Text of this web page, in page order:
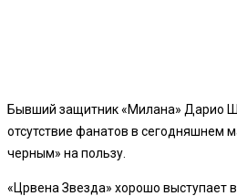
Бывший защитник «Милана» Дарио
отсутствие фанатов в сегодняшнем
черным» на пользу.
«Црвена Звезда» хорошо выступает